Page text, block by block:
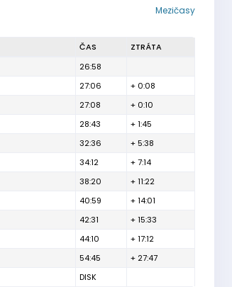
Mezičasy
ČAS
ZTRÁTA
26:58
27:06
+ 0:08
27:08
+ 0:10
28:43
+ 1:45
32:36
+ 5:38
34:12
+ 7:14
38:20
+ 11:22
40:59
+ 14:01
42:31
+ 15:33
44:10
+ 17:12
54:45
+ 27:47
DISK